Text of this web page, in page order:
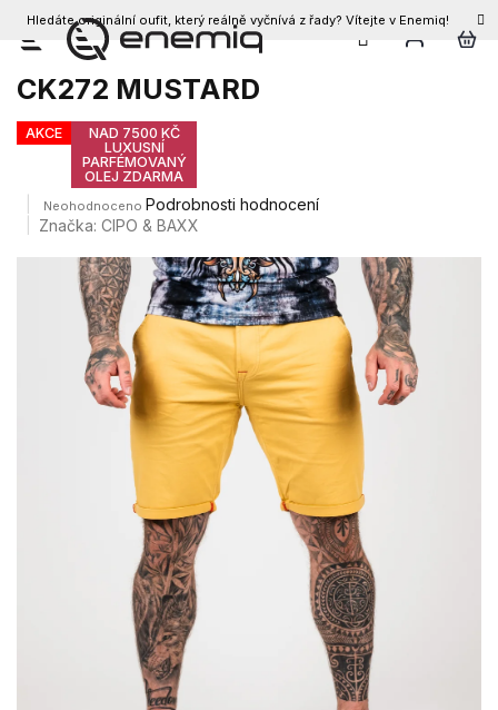
Přejít
obsah
Hledáte originální oufit, který reálně vyčnívá z řady? Vítejte v Enemiq!
CZK
Pánské kraťasy CIPO & BAXX
CK272 MUSTARD
AKCE
NAD 7500 KČ
LUXUSNÍ
PARFÉMOVANÝ
OLEJ ZDARMA
Průměrné
hodnocení
hvězdiček.
Neohodnoceno Podrobnosti hodnocení
Značka:CIPO & BAXX